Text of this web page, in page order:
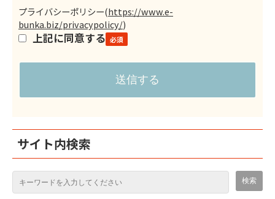
プライバシーポリシー(https://www.e-
bunka.biz/privacypolicy/)
上記に同意する
サイト内検索